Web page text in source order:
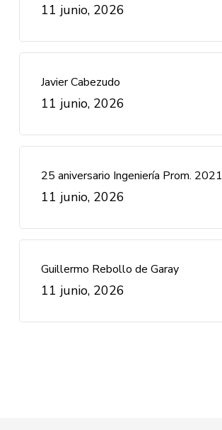
11 junio, 2026
Javier Cabezudo
11 junio, 2026
25 aniversario Ingeniería Prom. 2021
11 junio, 2026
Guillermo Rebollo de Garay
11 junio, 2026